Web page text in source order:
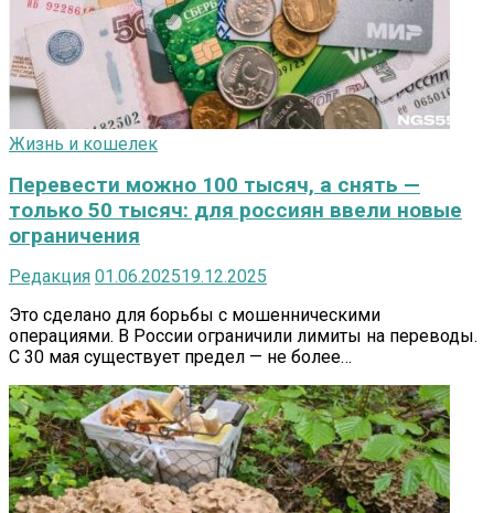
Жизнь и кошелек
Перевести можно 100 тысяч, а снять —
только 50 тысяч: для россиян ввели новые
ограничения
Редакция 01.06.202519.12.2025
Это сделано для борьбы с мошенническими
операциями. В России ограничили лимиты на переводы.
С 30 мая существует предел — не более…